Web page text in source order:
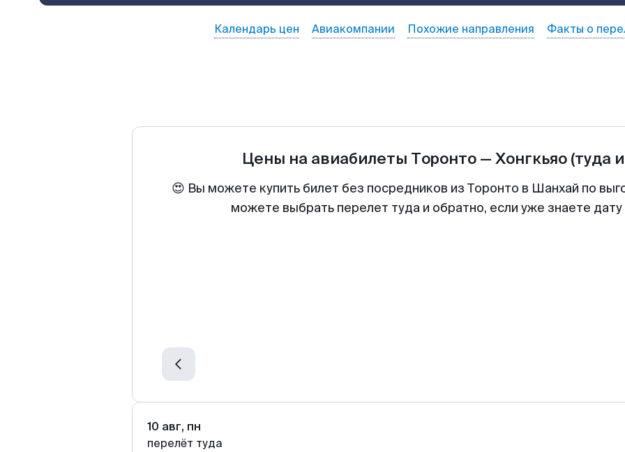
Календарь цен Авиакомпании Похожие направления Факты о
Цены на авиабилеты Торонто — Хонгкьяо (туда
😍 Вы можете купить билет без посредников из Торонто в Шанхай по
можете выбрать перелет туда и обратно, если уже знаете
10 авг, пн
перелёт туда